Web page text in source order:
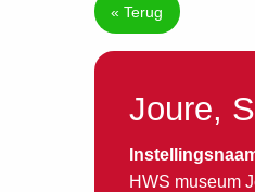
« Terug
Joure,
HWS museum